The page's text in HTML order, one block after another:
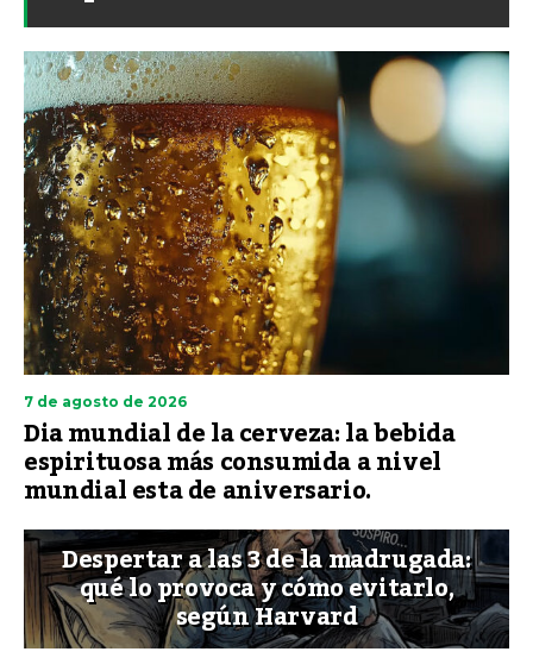
7 de agosto de 2026
Dia mundial de la cerveza: la bebida
espirituosa más consumida a nivel
mundial esta de aniversario.
Despertar a las 3 de la madrugada:
qué lo provoca y cómo evitarlo,
según Harvard